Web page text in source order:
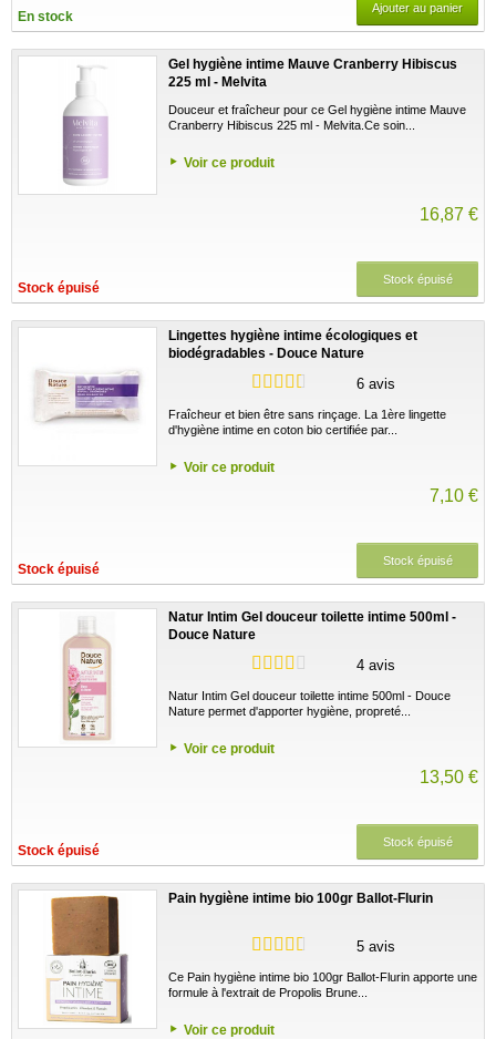
En stock
Ajouter au panier
Gel hygiène intime Mauve Cranberry Hibiscus
225 ml - Melvita
Douceur et fraîcheur pour ce Gel hygiène intime Mauve
Cranberry Hibiscus 225 ml - Melvita.Ce soin...
Voir ce produit
16,87 €
Stock épuisé
Stock épuisé
Lingettes hygiène intime écologiques et
biodégradables - Douce Nature
6 avis
Fraîcheur et bien être sans rinçage. La 1ère lingette
d'hygiène intime en coton bio certifiée par...
Voir ce produit
7,10 €
Stock épuisé
Stock épuisé
Natur Intim Gel douceur toilette intime 500ml -
Douce Nature
4 avis
Natur Intim Gel douceur toilette intime 500ml - Douce
Nature permet d'apporter hygiène, propreté...
Voir ce produit
13,50 €
Stock épuisé
Stock épuisé
Pain hygiène intime bio 100gr Ballot-Flurin
5 avis
Ce Pain hygiène intime bio 100gr Ballot-Flurin apporte une
formule à l'extrait de Propolis Brune...
Voir ce produit